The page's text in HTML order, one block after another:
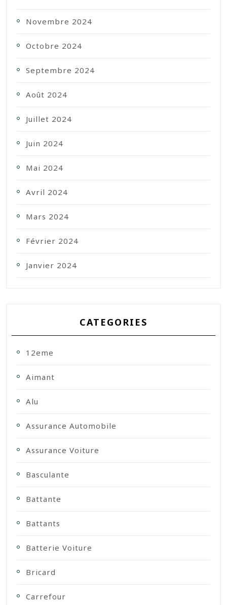
Novembre 2024
Octobre 2024
Septembre 2024
Août 2024
Juillet 2024
Juin 2024
Mai 2024
Avril 2024
Mars 2024
Février 2024
Janvier 2024
CATEGORIES
12eme
Aimant
Alu
Assurance Automobile
Assurance Voiture
Basculante
Battante
Battants
Batterie Voiture
Bricard
Carrefour